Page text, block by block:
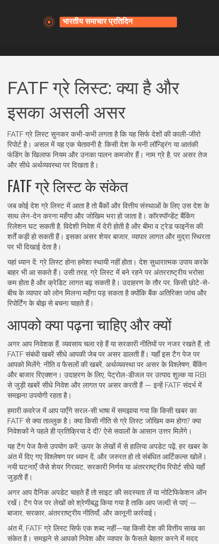
FATF ग्रे लिस्ट: क्या है और
इसका असली असर
FATF ग्रे लिस्ट सुनकर कभी-कभी लगता है कि यह सिर्फ देशों की काली-जीरो
रिपोर्ट है। असल में यह एक चेतावनी है: किसी देश के मनी लॉन्ड्रिंग या आतंकी
फंडिंग के खिलाफ नियम और उनका पालन कमजोर हैं। नाम ग्रे है, पर असर तेज
और सीधे अर्थव्यवस्था पर दिखता है।
FATF ग्रे लिस्ट के संकेत
जब कोई देश ग्रे लिस्ट में आता है तो बैंकों और वित्तीय संस्थाओं के लिए उस देश के
साथ लेन-देन करना महँगा और जोखिम भरा हो जाता है। कॉरस्पॉन्डेंट बैंकिंग
रिलेशन घट सकती है, विदेशी निवेश में देरी होती है और बीमा व ट्रेड फाइनेंस की
शर्तें कड़ी हो सकती हैं। इसका असर शेयर बाजार, व्यापार लागत और मुद्रा स्थिरता
पर भी दिखाई देता है।
यहां ध्यान दें: ग्रे लिस्ट होना हमेशा स्थायी नहीं होता। देश सुधारात्मक उपाय करके
बाहर भी आ सकते हैं। उसी तरह, ग्रे लिस्ट में बने रहने पर अंतरराष्ट्रीय भरोसा
कम होता है और क्रेडिट लागत बढ़ सकती है। उदाहरण के तौर पर, किसी छोटे-से-
बीच के व्यापार को लोन मिलना महँगा पड़ सकता है क्योंकि बैंक अतिरिक्त जांच और
रिपोर्टिंग के बोझ से बचना चाहते हैं।
आपको क्या पढ़ना चाहिए और क्यों
अगर आप निवेशक हैं, व्यवसाय चला रहे हैं या सरकारी नीतियों पर नजर रखते हैं, तो
FATF संबंधी खबरें सीधे आपकी जेब पर असर डालती हैं। यहाँ इस टैग पेज पर
आपको मिलेंगे: नीति व फैसलों की खबरें, अर्थव्यवस्था पर असर के विश्लेषण, बैंकिंग
और बाजार रिएक्शन। उदाहरण के लिए, पेट्रोल-डीजल पर उत्पाद शुल्क या RBI
से जुड़ी खबरें सीधे निवेश और लागत पर असर करती हैं — इन्हें FATF संदर्भ में
समझना उपयोगी रहता है।
हमारी कवरेज में आप पाएँगे सरल-सी भाषा में समझाया गया कि किसी खबर का
FATF से क्या ताल्लुक है। क्या किसी नीति से ग्रे लिस्ट जोखिम कम होगा? क्या
निवेशकों ने पहले ही प्रतिक्रिया दे दी? ऐसे सवालों के आसान उत्तर मिलेंगे।
यह टैग पेज कैसे उपयोग करें: ऊपर के लेखों में से हालिया अपडेट पढ़ें, हर खबर के
अंत में दिए गए विश्लेषण पर ध्यान दें, और जरुरत हो तो संबंधित आर्टिकल्स खोलें।
नयी घटनाएँ जैसे शेयर गिरावट, सरकारी निर्णय या अंतरराष्ट्रीय रिपोर्ट सीधे यहाँ
जुड़ती हैं।
अगर आप दैनिक अपडेट चाहते हैं तो साइट की सदस्यता लें या नोटिफिकेशन ऑन
रखें। टैग पेज पर लेखों को श्रेणीबद्ध किया गया है ताकि आप जल्दी से पाएं —
बाजार, सरकार, अंतरराष्ट्रीय नीतियाँ, और कानूनी कार्रवाई।
अंत में, FATF ग्रे लिस्ट सिर्फ एक शब्द नहीं—यह किसी देश की वित्तीय साख का
संकेत है। समझने से आपको निवेश और व्यापार के फैसले बेहतर करने में मदद